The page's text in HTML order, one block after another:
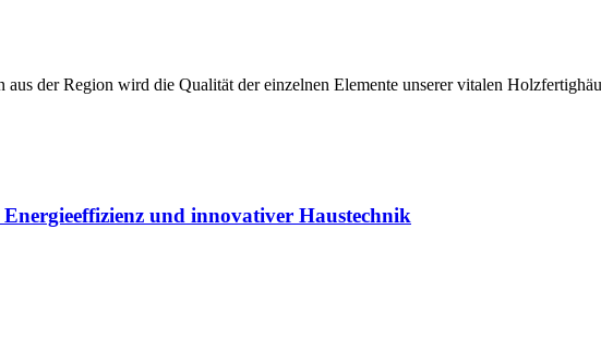
aus der Region wird die Qualität der einzelnen Elemente unserer vitalen
und innovativer Haustechnik